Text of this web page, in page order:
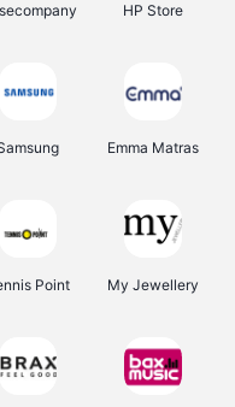
HP Store
Emma Matras
Point My Jewellery